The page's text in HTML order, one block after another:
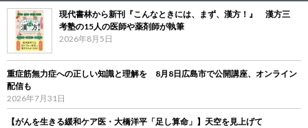
現代書林から新刊『こんなときには、まず、漢方！』 漢方三
考塾の15人の医師や薬剤師が執筆
2026年8月5日
重症筋無力症への正しい知識と理解を 8月8日広島市で公開講座、オンライン
配信も
2026年7月31日
【がんを生きる緩和ケア医・大橋洋平「足し算命」】天空を見上げて